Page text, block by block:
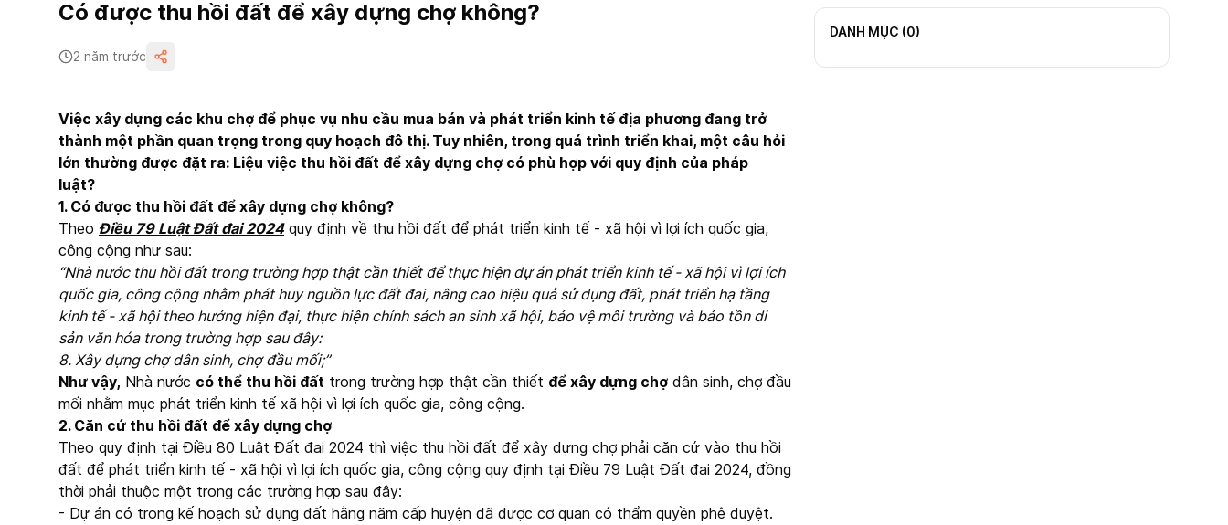
Có được thu hồi đất để xây dựng chợ không?
2 năm trước
Việc xây dựng các khu chợ để phục vụ nhu cầu mua bán và phát triển kinh tế địa phương đang trở
thành một phần quan trọng trong quy hoạch đô thị. Tuy nhiên, trong quá trình triển khai, một câu hỏi
lớn thường được đặt ra: Liệu việc thu hồi đất để xây dựng chợ có phù hợp với quy định của pháp
luật?
1. Có được thu hồi đất để xây dựng chợ không?
Theo Điều 79 Luật Đất đai 2024quy định về thu hồi đất để phát triển kinh tế - xã hội vì lợi ích quốc gia,
công cộng như sau:
“Nhà nước thu hồi đất trong trường hợp thật cần thiết để thực hiện dự án phát triển kinh tế - xã hội vì lợi ích
quốc gia, công cộng nhằm phát huy nguồn lực đất đai, nâng cao hiệu quả sử dụng đất, phát triển hạ tầng
kinh tế - xã hội theo hướng hiện đại, thực hiện chính sách an sinh xã hội, bảo vệ môi trường và bảo tồn di
sản văn hóa trong trường hợp sau đây:
8. Xây dựng chợ dân sinh, chợ đầu mối;”
Như vậy, Nhà nước có thể thu hồi đất trong trường hợp thật cần thiết để xây dựng chợ dân sinh, chợ đầu
mối nhằm mục phát triển kinh tế xã hội vì lợi ích quốc gia, công cộng.
2. Căn cứ thu hồi đất để xây dựng chợ
Theo quy định tại Điều 80 Luật Đất đai 2024 thì việc thu hồi đất để xây dựng chợ phải căn cứ vào thu hồi
đất để phát triển kinh tế - xã hội vì lợi ích quốc gia, công cộng quy định tại Điều 79 Luật Đất đai 2024, đồng
thời phải thuộc một trong các trường hợp sau đây:
- Dự án có trong kế hoạch sử dụng đất hằng năm cấp huyện đã được cơ quan có thẩm quyền phê duyệt.
DANH MỤC (0)